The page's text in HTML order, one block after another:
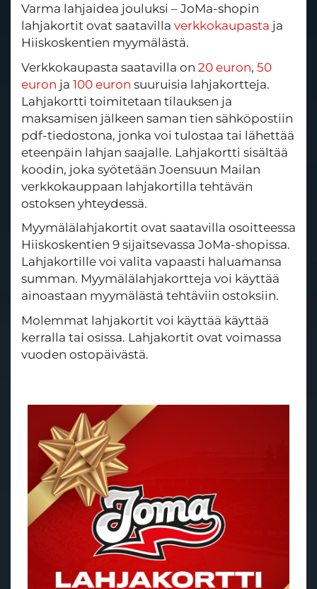
Varma lahjaidea jouluksi – JoMa-shopin
lahjakortit ovat saatavilla verkkokaupasta ja
Hiiskoskentien myymälästä.
Verkkokaupasta saatavilla on 20 euron, 50
euron ja 100 euron suuruisia lahjakortteja.
Lahjakortti toimitetaan tilauksen ja
maksamisen jälkeen saman tien sähköpostiin
pdf-tiedostona, jonka voi tulostaa tai lähettää
eteenpäin lahjan saajalle. Lahjakortti sisältää
koodin, joka syötetään Joensuun Mailan
verkkokauppaan lahjakortilla tehtävän
ostoksen yhteydessä.
Myymälälahjakortit ovat saatavilla osoitteessa
Hiiskoskentien 9 sijaitsevassa JoMa-shopissa.
Lahjakortille voi valita vapaasti haluamansa
summan. Myymälälahjakortteja voi käyttää
ainoastaan myymälästä tehtäviin ostoksiin.
Molemmat lahjakortit voi käyttää käyttää
kerralla tai osissa. Lahjakortit ovat voimassa
vuoden ostopäivästä.